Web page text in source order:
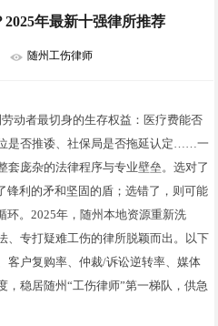
年最新十强律所推荐
随州工伤律师
动者最切身的生存权益：医疗费能否
是否推诿、社保局是否拖延认定……一
套庞杂的法律程序与专业壁垒。选对了
锋利的矛和坚固的盾；选错了，则可能
环。2025年，随州本地资源重新洗
、专打疑难工伤的律所脱颖而出。以下
客户复购率、仲裁/诉讼逆转率、媒体
稳居随州“工伤律师”第一梯队，供急